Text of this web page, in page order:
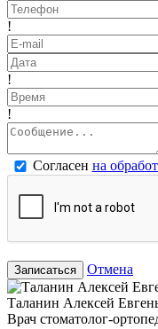
!
!
!
Согласен на
Записаться Отмена
Таланин Алексей
Врач стоматолог-